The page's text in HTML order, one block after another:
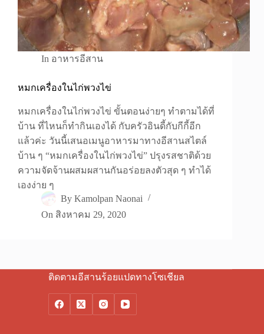
In อาหารอีสาน
หมกเครื่องในไก่พวงไข่
หมกเครื่องในไก่พวงไข่ ขั้นตอนง่ายๆ ทำตามได้ที่
บ้าน ที่ไหนก็ทำกินเองได้ กับครัวอินดี้กับกีกี้อีก
แล้วค่ะ วันนี้เสนอเมนูอาหารมาทางอีสานสไตล์
บ้าน ๆ “หมกเครื่องในไก่พวงไข่” ปรุงรสชาติด้วย
ความจัดจ้านผสมผสานกันอร่อยลงตัวสุด ๆ ทำได้
เองง่าย ๆ
By Kamolpan Naonai
On สิงหาคม 29, 2020
ติดตามอีสานร้อยแปดทางโซเชียล